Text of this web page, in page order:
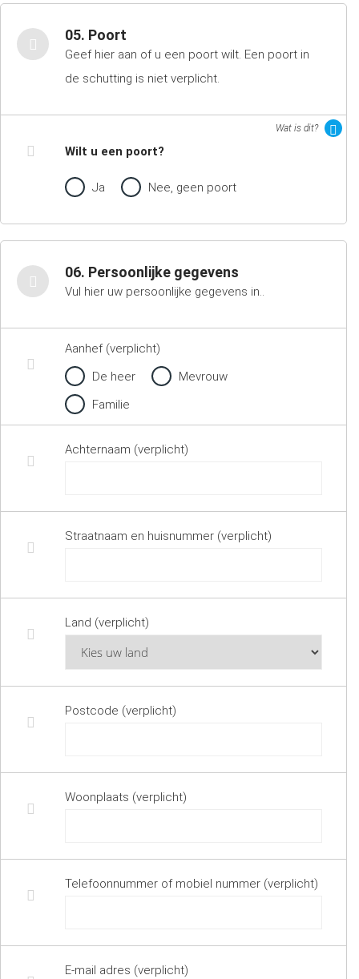
05. Poort
Geef hier aan of u een poort wilt. Een poort in
de schutting is niet verplicht.
Wat is dit?
Wilt u een poort?
Ja Nee, geen poort
06. Persoonlijke gegevens
Vul hier uw persoonlijke gegevens in..
Aanhef (verplicht)
De heer
Mevrouw
Familie
Achternaam (verplicht)
Straatnaam en huisnummer (verplicht)
Land (verplicht)
Postcode (verplicht)
Woonplaats (verplicht)
Telefoonnummer of mobiel nummer (verplicht)
E-mail adres (verplicht)